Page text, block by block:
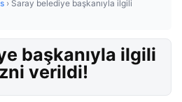
› Saray belediye başkanıyla ilgili
başkanıyla ilgili
verildi!